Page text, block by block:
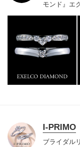
モンド』 エ
ベルギー発
門店として
す。おふた
い想いで「
ナ」「保証
I-PRIMO
ブライダル